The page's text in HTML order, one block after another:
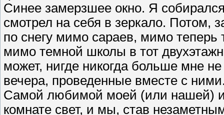
Синее замерзшее окно. Я
смотрел на себя в зеркало. Потом,
по снегу мимо сараев, мимо теперь
мимо темной школы в тот
может, нигде никогда больше мне
вечера, проведенные вместе с
Самой любимой моей (или нашей)
комнате свет, и мы, став